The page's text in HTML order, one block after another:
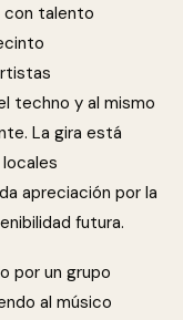
con talento
techno y al mismo
La gira está
apreciación por la
futura.
por un grupo
al músico